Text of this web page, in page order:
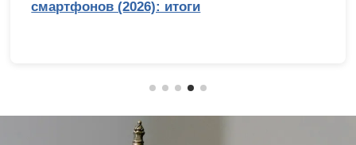
смартфонов (2026): итоги